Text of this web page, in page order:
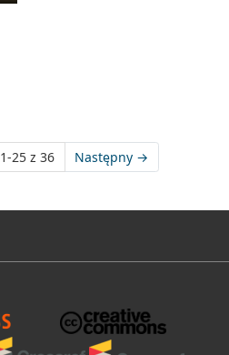
1-25 z 36 Następny →